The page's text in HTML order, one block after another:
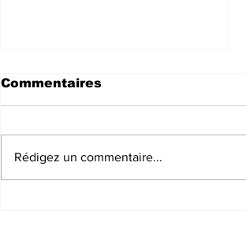
Commentaires
Rédigez un commentaire...